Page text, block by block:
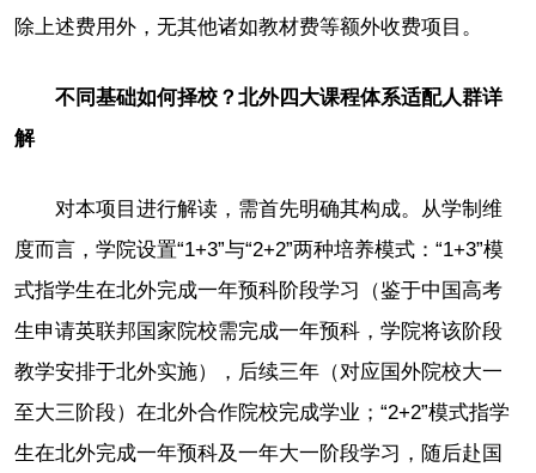
除上述费用外，无其他诸如教材费等额外收费项目。
不同基础如何择校？北外四大课程体系适配人群详
解
对本项目进行解读，需首先明确其构成。从学制维
度而言，学院设置“1+3”与“2+2”两种培养模式：“1+3”模
式指学生在北外完成一年预科阶段学习（鉴于中国高考
生申请英联邦国家院校需完成一年预科，学院将该阶段
教学安排于北外实施），后续三年（对应国外院校大一
至大三阶段）在北外合作院校完成学业；“2+2”模式指学
生在北外完成一年预科及一年大一阶段学习，随后赴国